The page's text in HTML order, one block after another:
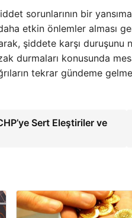
sorunlarının bir
etkin önlemler alması
şiddete karşı
durmaları konusunda
tekrar gündeme
Sert Eleştiriler ve